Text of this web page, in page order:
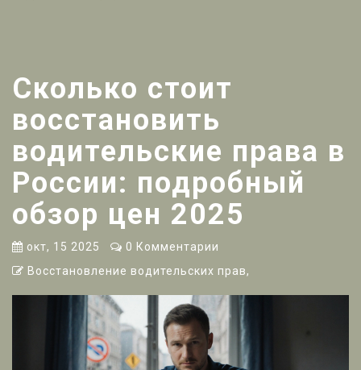
Сколько стоит
восстановить
водительские права в
России: подробный
обзор цен 2025
окт, 15 2025
0 Комментарии
Восстановление водительских прав,